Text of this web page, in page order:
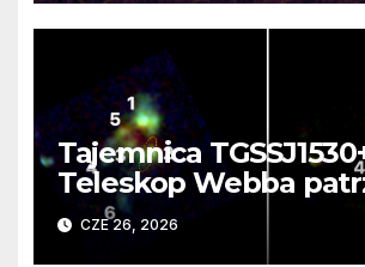
Tajemnica
Teleskop Webba
rodzi się
monstrualna czarna
CZE 26, 2026